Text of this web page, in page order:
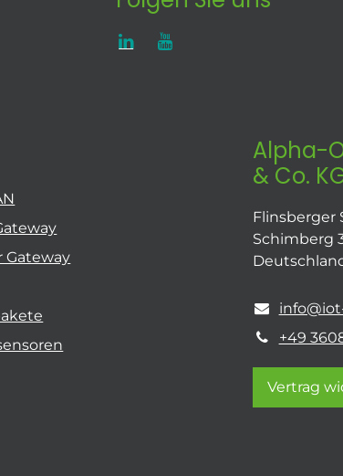
Gateway
Alpha-
& Co.
Flinsberger
Schimberg
+49
Vertrag